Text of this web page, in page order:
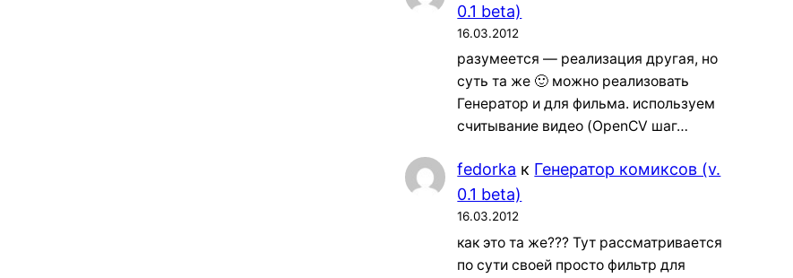
0.1 beta)
16.03.2012
разумеется — реализация другая, но
суть та же 🙂 можно реализовать
Генератор и для фильма. используем
считывание видео (OpenCV шаг…
fedorka к Генератор комиксов (v.
0.1 beta)
16.03.2012
как это та же??? Тут рассматривается
по сути своей просто фильтр для